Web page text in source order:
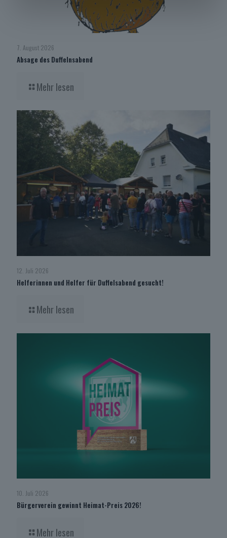
7. August 2026
Absage des Duffelnsabend
Mehr lesen
12. Juli 2026
Helferinnen und Helfer für Duffelsabend gesucht!
Mehr lesen
10. Juli 2026
Bürgerverein gewinnt Heimat-Preis 2026!
Mehr lesen